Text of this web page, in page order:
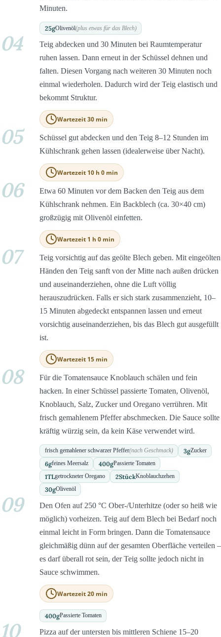
Minuten.
25gOlivenöl(plus etwas für das Blech)
04
Teig abdecken und 30 Minuten bei Raumtemperatur
ruhen lassen. Dann erneut in der Schüssel dehnen und
falten. Diesen Vorgang nach weiteren 30 Minuten noch
einmal wiederholen. Dadurch wird der Teig elastisch und
bekommt Struktur.
Wartezeit 30 min
05
Schüssel gut abdecken und den Teig 8–12 Stunden im
Kühlschrank gehen lassen (idealerweise über Nacht).
Wartezeit 10 h 0 min
06
Etwa 60 Minuten vor dem Backen den Teig aus dem
Kühlschrank nehmen. Ein Backblech (ca. 30×40 cm)
großzügig mit Olivenöl einfetten.
Wartezeit 1 h 0 min
07
Teig vorsichtig auf das geölte Blech geben. Mit eingeölten
Händen den Teig sanft von der Mitte nach außen drücken
und auseinanderziehen, ohne die Luft völlig
herauszudrücken. Falls er sich stark zusammenzieht, 10–
15 Minuten abgedeckt entspannen lassen und erneut
vorsichtig auseinanderziehen, bis das Blech gut ausgefüllt
ist.
Wartezeit 15 min
08
Für die Tomatensauce Knoblauch schälen und fein
hacken. In einer Schüssel passierte Tomaten, Olivenöl,
Knoblauch, Salz, Zucker und Oregano verrühren. Mit
frisch gemahlenem Pfeffer abschmecken. Die Sauce sollte
kräftig würzig sein, da kein Käse verwendet wird.
frisch gemahlener schwarzer Pfeffer(nach Geschmack) 3gZucker
6gfeines Meersalz 400gPassierte Tomaten
1TLgetrockneter Oregano 2StückKnoblauchzehen
30gOlivenöl
09
Den Ofen auf 250 °C Ober-/Unterhitze (oder so heiß wie
möglich) vorheizen. Teig auf dem Blech bei Bedarf noch
einmal leicht in Form bringen. Dann die Tomatensauce
gleichmäßig dünn auf der gesamten Oberfläche verteilen –
es darf überall rot sein, der Teig sollte jedoch nicht in
Sauce schwimmen.
Wartezeit 20 min
400gPassierte Tomaten
10 Pizza auf der untersten bis mittleren Schiene 15–20